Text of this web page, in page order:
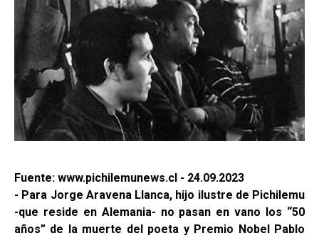
Fuente: www.pichilemunews.cl - 24.09.2023
- Para Jorge Aravena Llanca, hijo ilustre de Pichilemu
-que reside en Alemania- no pasan en vano los “50
años” de la muerte del poeta y Premio Nobel Pablo